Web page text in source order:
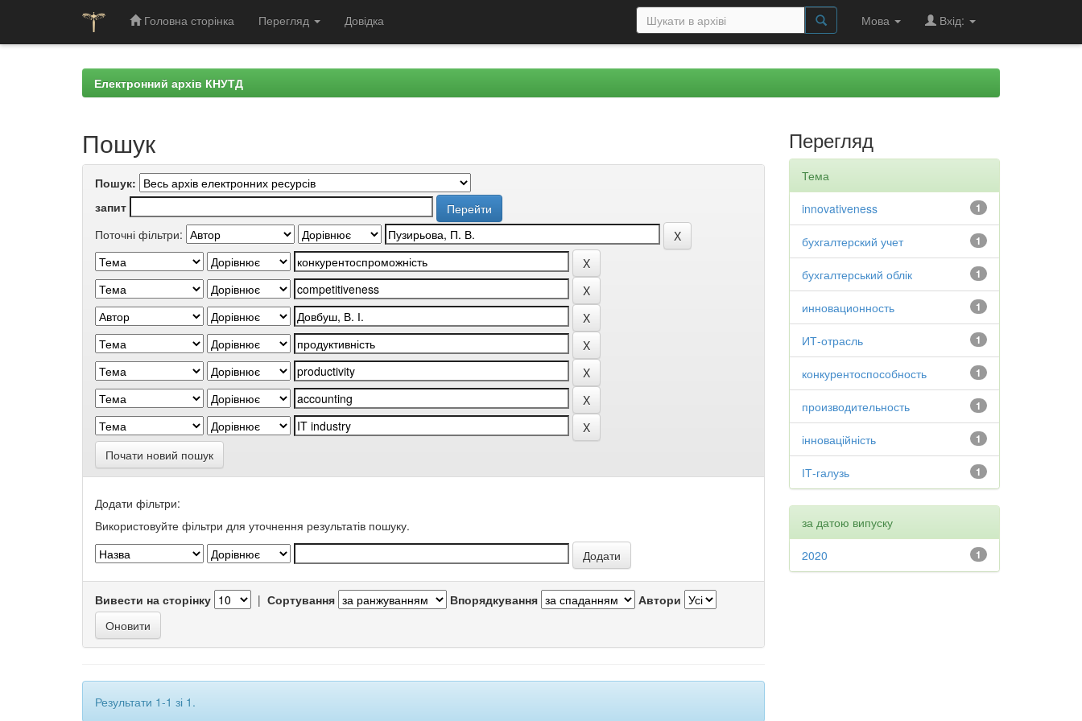
Головна сторінка Перегляд Довідка Мова Вхід:
Електронний архів КНУТД
Пошук
Пошук:
запит
Поточні фільтри:
Почати новий пошук
Додати фільтри:
Використовуйте фільтри для уточнення результатів пошуку.
Вивести на сторінку | Сортування Впорядкування Автори
Результати 1-1 зі 1.
Перегляд
Тема
1
innovativeness
1
бухгалтерский учет
1
бухгалтерський облік
1
инновационность
1
ИТ-отрасль
1
конкурентоспособность
1
производительность
1
інноваційність
1
ІТ-галузь
за датою випуску
1
2020